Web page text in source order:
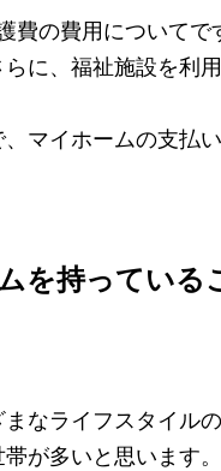
費の費用についてで
に、福祉施設を利
マイホームの支払
を持っている
なライフスタイル
が多いと思います